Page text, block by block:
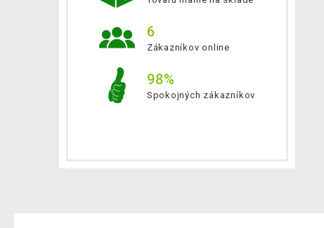
6
Zákazníkov online
98%
Spokojných zákazníkov